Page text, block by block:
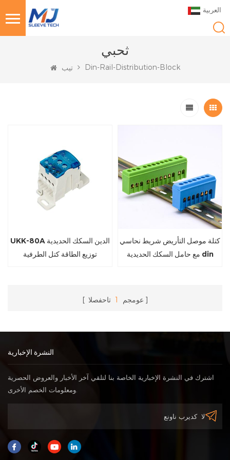
العربية
ثحبي
تيب Din-Rail-Distribution-Block
UKK-80A الدين السكك الحديدية
توزيع الطاقة كتل الطرفية
كتلة موصل التأريض شريط نحاسي
مع حامل السكك الحديدية din
عومجم 1 تاحفصلا
النشرة الإخبارية
اشترك في النشرة الإخبارية الخاصة بنا لتلقي آخر الأخبار والعروض الحصرية
ومعلومات الخصم الأخرى.